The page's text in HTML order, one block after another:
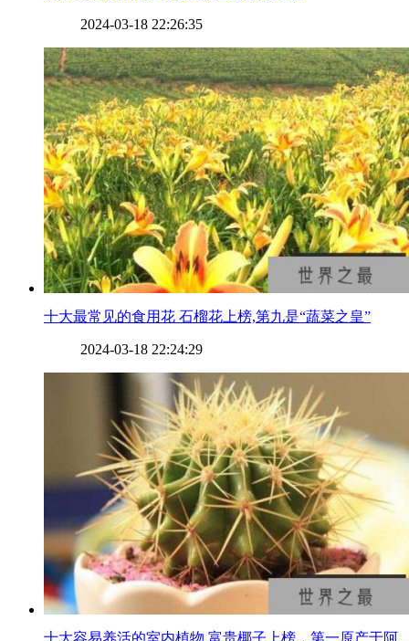
2024-03-18 22:26:35
​十大最常见的食用花 石榴花上榜,第九是“蔬菜之皇”
2024-03-18 22:24:29
​十大容易养活的室内植物 富贵椰子上榜，第一原产于阿